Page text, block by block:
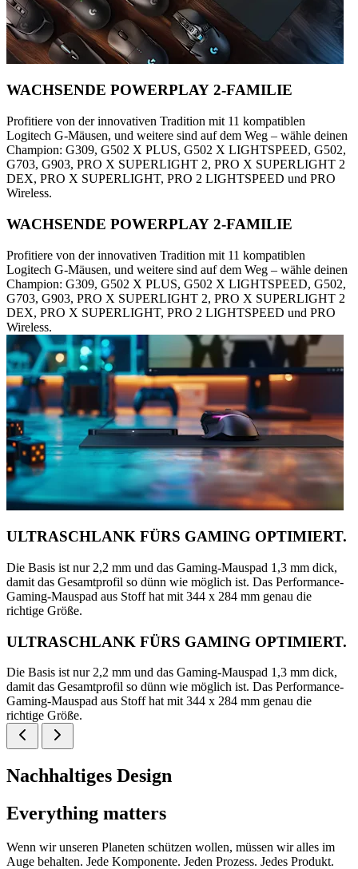
WACHSENDE POWERPLAY 2-FAMILIE
Profitiere von der innovativen Tradition mit 11 kompatiblen
Logitech G-Mäusen, und weitere sind auf dem Weg – wähle deinen
Champion: G309, G502 X PLUS, G502 X LIGHTSPEED, G502,
G703, G903, PRO X SUPERLIGHT 2, PRO X SUPERLIGHT 2
DEX, PRO X SUPERLIGHT, PRO 2 LIGHTSPEED und PRO
Wireless.
WACHSENDE POWERPLAY 2-FAMILIE
Profitiere von der innovativen Tradition mit 11 kompatiblen
Logitech G-Mäusen, und weitere sind auf dem Weg – wähle deinen
Champion: G309, G502 X PLUS, G502 X LIGHTSPEED, G502,
G703, G903, PRO X SUPERLIGHT 2, PRO X SUPERLIGHT 2
DEX, PRO X SUPERLIGHT, PRO 2 LIGHTSPEED und PRO
Wireless.
ULTRASCHLANK FÜRS GAMING OPTIMIERT.
Die Basis ist nur 2,2 mm und das Gaming-Mauspad 1,3 mm dick,
damit das Gesamtprofil so dünn wie möglich ist. Das Performance-
Gaming-Mauspad aus Stoff hat mit 344 x 284 mm genau die
richtige Größe.
ULTRASCHLANK FÜRS GAMING OPTIMIERT.
Die Basis ist nur 2,2 mm und das Gaming-Mauspad 1,3 mm dick,
damit das Gesamtprofil so dünn wie möglich ist. Das Performance-
Gaming-Mauspad aus Stoff hat mit 344 x 284 mm genau die
richtige Größe.
Nachhaltiges Design
Everything matters
Wenn wir unseren Planeten schützen wollen, müssen wir alles im
Auge behalten. Jede Komponente. Jeden Prozess. Jedes Produkt.